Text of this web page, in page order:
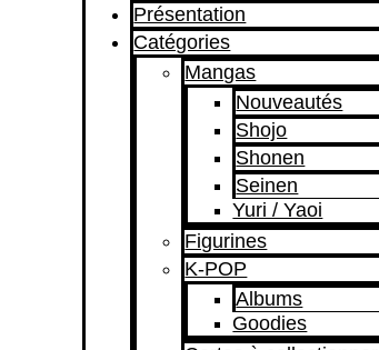
Présentation
Catégories
Mangas
Nouveautés
Shojo
Shonen
Seinen
Yuri / Yaoi
Figurines
K-POP
Albums
Goodies